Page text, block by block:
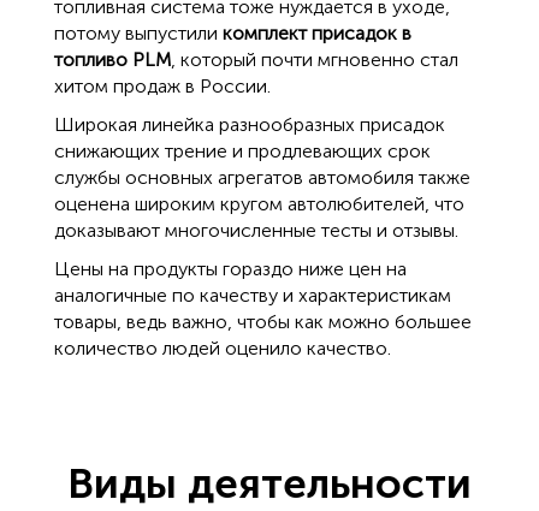
топливная система тоже нуждается в уходе,
потому выпустили комплект присадок в
топливо PLM, который почти мгновенно стал
хитом продаж в России.
Широкая линейка разнообразных присадок
снижающих трение и продлевающих срок
службы основных агрегатов автомобиля также
оценена широким кругом автолюбителей, что
доказывают многочисленные тесты и отзывы.
Цены на продукты гораздо ниже цен на
аналогичные по качеству и характеристикам
товары, ведь важно, чтобы как можно большее
количество людей оценило качество.
Виды деятельности